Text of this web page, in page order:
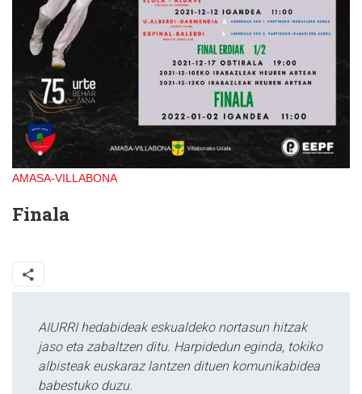
AMASA-VILLABONA
Finala
AIURRI hedabideak eskualdeko nortasun hitzak
jaso eta zabaltzen ditu. Harpidedun eginda, tokiko
albisteak euskaraz lantzen dituen komunikabidea
babestuko duzu.